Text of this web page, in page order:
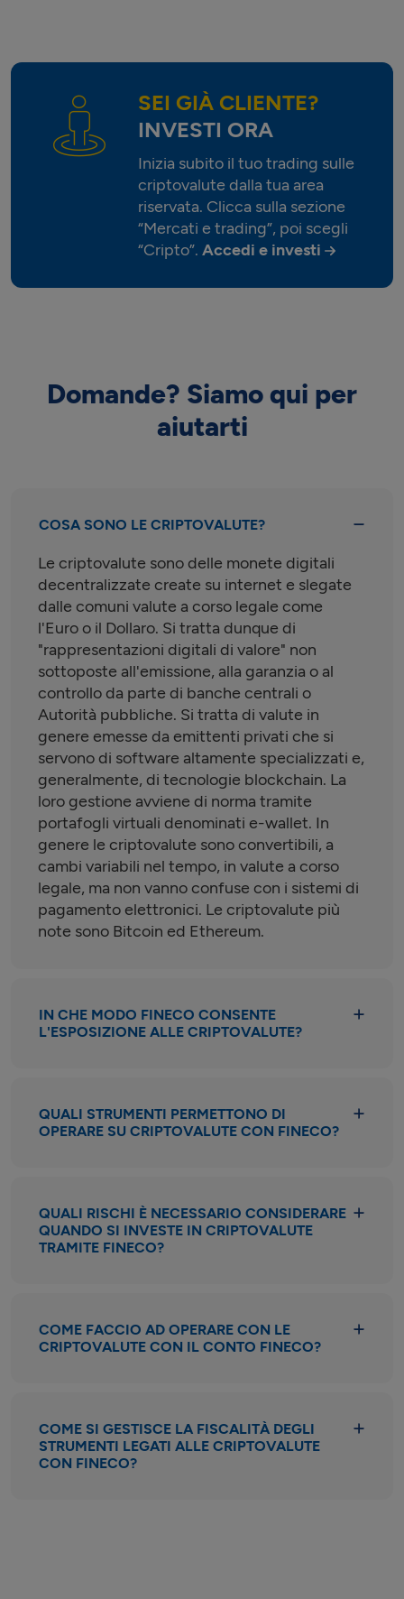
SEI GIÀ CLIENTE?
INVESTI ORA
Inizia subito il tuo trading sulle
criptovalute dalla tua area
riservata. Clicca sulla sezione
“Mercati e trading”, poi scegli
“Cripto”. Accedi e investi
Domande? Siamo qui per
aiutarti
COSA SONO LE CRIPTOVALUTE?
Le criptovalute sono delle monete digitali
decentralizzate create su internet e slegate
dalle comuni valute a corso legale come
l'Euro o il Dollaro. Si tratta dunque di
"rappresentazioni digitali di valore" non
sottoposte all'emissione, alla garanzia o al
controllo da parte di banche centrali o
Autorità pubbliche. Si tratta di valute in
genere emesse da emittenti privati che si
servono di software altamente specializzati e,
generalmente, di tecnologie blockchain. La
loro gestione avviene di norma tramite
portafogli virtuali denominati e-wallet. In
genere le criptovalute sono convertibili, a
cambi variabili nel tempo, in valute a corso
legale, ma non vanno confuse con i sistemi di
pagamento elettronici. Le criptovalute più
note sono Bitcoin ed Ethereum.
IN CHE MODO FINECO CONSENTE
L'ESPOSIZIONE ALLE CRIPTOVALUTE?
QUALI STRUMENTI PERMETTONO DI
OPERARE SU CRIPTOVALUTE CON FINECO?
QUALI RISCHI È NECESSARIO CONSIDERARE
QUANDO SI INVESTE IN CRIPTOVALUTE
TRAMITE FINECO?
COME FACCIO AD OPERARE CON LE
CRIPTOVALUTE CON IL CONTO FINECO?
COME SI GESTISCE LA FISCALITÀ DEGLI
STRUMENTI LEGATI ALLE CRIPTOVALUTE
CON FINECO?